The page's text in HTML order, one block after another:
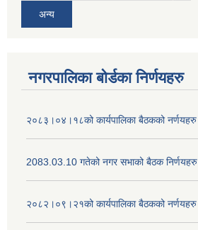
अन्य
नगरपालिका बोर्डका निर्णयहरु
२०८३।०४।१८को कार्यपालिका बैठकको नर्णयहरु
2083.03.10 गतेको नगर सभाको बैठक निर्णयहरु
२०८२।०९।२१को कार्यपालिका बैठकको नर्णयहरु